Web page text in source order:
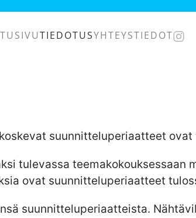
TIEDOTUSYHTEYSTIEDOT
suunnitteluperiaatteet
tulevassa teemakokouksessaan
ovat suunnitteluperiaatteet
suunnitteluperiaatteista.